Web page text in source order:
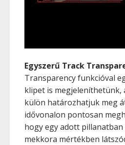
Egyszerű Track
Transparency funkcióval
klipet is megjeleníthetünk,
külön határozhatjuk meg
idővonalon pontosan
hogy egy adott pillanatban
mekkora mértékben